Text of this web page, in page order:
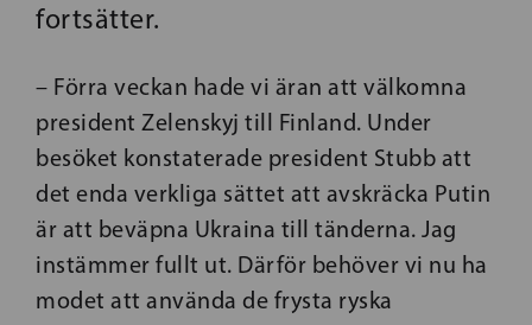
fortsätter.
– Förra veckan hade vi äran att välkomna
president Zelenskyj till Finland. Under
besöket konstaterade president Stubb att
det enda verkliga sättet att avskräcka Putin
är att beväpna Ukraina till tänderna. Jag
instämmer fullt ut. Därför behöver vi nu ha
modet att använda de frysta ryska